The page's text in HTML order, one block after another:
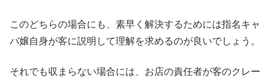
このどちらの場合にも、素早く解決するためには指名キャ
バ嬢自身が客に説明して理解を求めるのが良いでしょう。
それでも収まらない場合には、お店の責任者が客のクレー